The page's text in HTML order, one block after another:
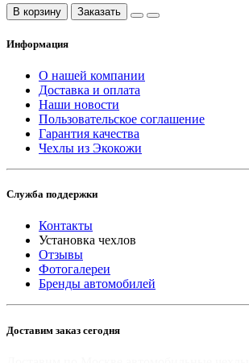
В корзину Заказать
Информация
О нашей компании
Доставка и оплата
Наши новости
Пользовательское соглашение
Гарантия качества
Чехлы из Экокожи
Служба поддержки
Контакты
Установка чехлов
Отзывы
Фотогалереи
Бренды автомобилей
Доставим заказ сегодня